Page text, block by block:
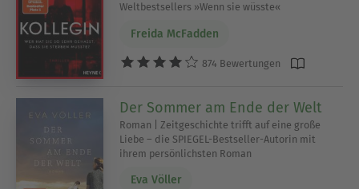
Weltbestsellers »Wenn sie wüsste«
Freida McFadden
874 Bewertungen
Der Sommer am Ende der Welt
Roman | Zeitgeschichte trifft auf eine große
Liebe – die SPIEGEL-Bestseller-Autorin mit
ihrem persönlichsten Roman
Eva Völler